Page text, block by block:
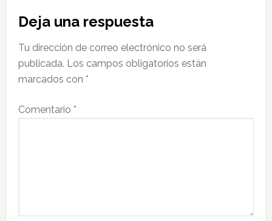
Interacciones
con
los
lectores
Deja una respuesta
Tu dirección de correo electrónico no será
publicada. Los campos obligatorios están
marcados con *
Comentario *